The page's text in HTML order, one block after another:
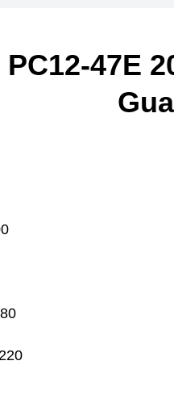
PC12-47E